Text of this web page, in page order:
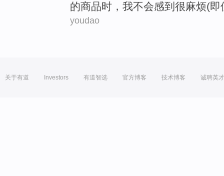
的商品时， 我不会感到很麻烦(即
youdao
关于有道 Investors 有道智选 官方博客 技术博客 诚聘英才